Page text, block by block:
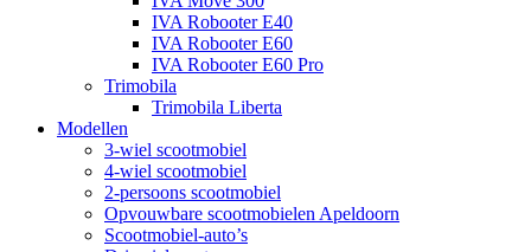
IVA Robooter E40
IVA Robooter E60
IVA Robooter E60 Pro
Trimobila
Trimobila Liberta
Modellen
3-wiel scootmobiel
4-wiel scootmobiel
2-persoons scootmobiel
Opvouwbare scootmobielen Apeldoorn
Scootmobiel-auto’s